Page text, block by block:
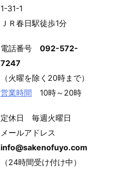
1-31-1
ＪＲ春日駅徒歩1分
電話番号 092-572-
7247
（火曜を除く20時まで）
営業時間 10時～20時
定休日 毎週火曜日
メールアドレス
info@sakenofuyo.com
（24時間受け付け中）